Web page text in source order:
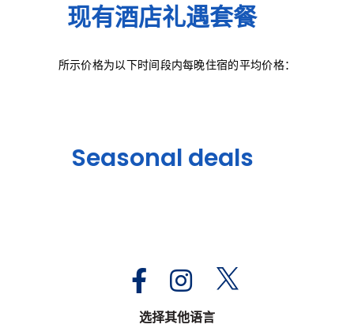
现有酒店礼遇套餐
所示价格为以下时间段内每晚住宿的平均价格：
Seasonal deals
选择其他语言